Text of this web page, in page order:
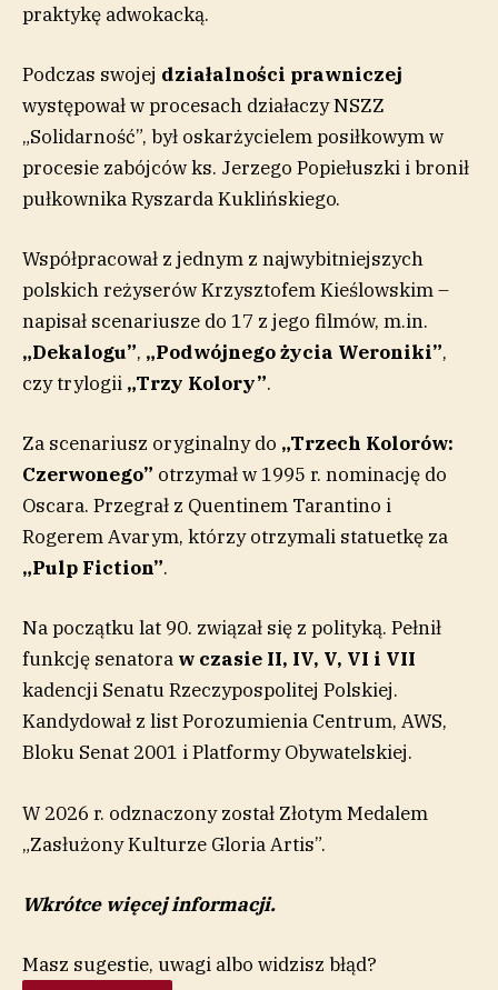
praktykę adwokacką.
Podczas swojej działalności prawniczej
występował w procesach działaczy NSZZ
„Solidarność”, był oskarżycielem posiłkowym w
procesie zabójców ks. Jerzego Popiełuszki i bronił
pułkownika Ryszarda Kuklińskiego.
Współpracował z jednym z najwybitniejszych
polskich reżyserów Krzysztofem Kieślowskim –
napisał scenariusze do 17 z jego filmów, m.in.
„Dekalogu”, „Podwójnego życia Weroniki”,
czy trylogii „Trzy Kolory”.
Za scenariusz oryginalny do „Trzech Kolorów:
Czerwonego” otrzymał w 1995 r. nominację do
Oscara. Przegrał z Quentinem Tarantino i
Rogerem Avarym, którzy otrzymali statuetkę za
„Pulp Fiction”.
Na początku lat 90. związał się z polityką. Pełnił
funkcję senatora w czasie II, IV, V, VI i VII
kadencji Senatu Rzeczypospolitej Polskiej.
Kandydował z list Porozumienia Centrum, AWS,
Bloku Senat 2001 i Platformy Obywatelskiej.
W 2026 r. odznaczony został Złotym Medalem
„Zasłużony Kulturze Gloria Artis”.
Wkrótce więcej informacji.
Masz sugestie, uwagi albo widzisz błąd?